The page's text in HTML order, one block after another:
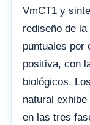
VmCT1 y
rediseño de
puntuales por
positiva, con
biológicos.
natural
en las tres